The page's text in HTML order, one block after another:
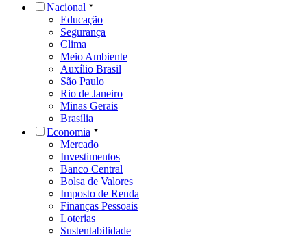
Nacional
Educação
Segurança
Clima
Meio Ambiente
Auxílio Brasil
São Paulo
Rio de Janeiro
Minas Gerais
Brasília
Economia
Mercado
Investimentos
Banco Central
Bolsa de Valores
Imposto de Renda
Finanças Pessoais
Loterias
Sustentabilidade